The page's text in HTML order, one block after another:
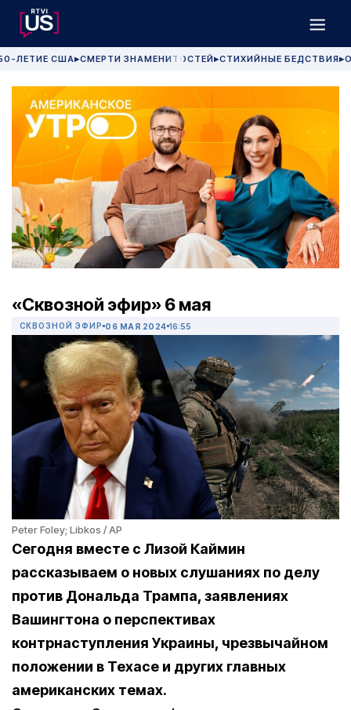
ЛЕТИЕ США▶СМЕРТИ ЗНАМЕНИТОСТЕЙ▶СТИХИЙНЫЕ БЕДСТВИЯ▶
«Сквозной эфир» 6 мая
СКВОЗНОЙ ЭФИР 06 МАЯ 2024 16:55
Peter Foley; Libkos / AP
Сегодня вместе с Лизой Каймин
рассказываем о новых слушаниях по делу
против Дональда Трампа, заявлениях
Вашингтона о перспективах
контрнаступления Украины, чрезвычайном
положении в Техасе и других главных
американских темах.